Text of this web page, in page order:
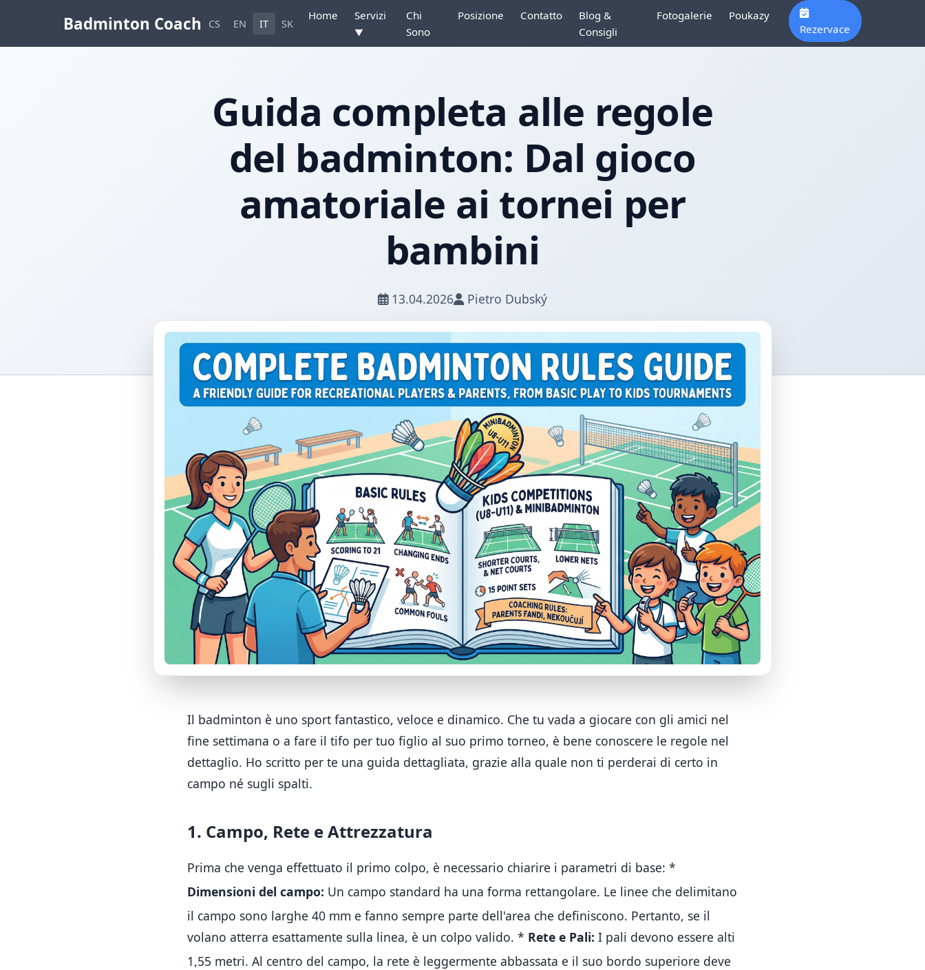
Badminton Coach CS EN IT SK
Home Servizi
▼
Chi
Sono
Posizione Contatto
Blog &
Consigli
Fotogalerie
Poukazy
Rezervace
Guida completa alle regole
del badminton: Dal gioco
amatoriale ai tornei per
bambini
13.04.2026 Pietro Dubský
Il badminton è uno sport fantastico, veloce e dinamico. Che tu vada a giocare con gli amici nel
fine settimana o a fare il tifo per tuo figlio al suo primo torneo, è bene conoscere le regole nel
dettaglio. Ho scritto per te una guida dettagliata, grazie alla quale non ti perderai di certo in
campo né sugli spalti.
1. Campo, Rete e Attrezzatura
Prima che venga effettuato il primo colpo, è necessario chiarire i parametri di base: *
Dimensioni del campo: Un campo standard ha una forma rettangolare. Le linee che delimitano
il campo sono larghe 40 mm e fanno sempre parte dell'area che definiscono. Pertanto, se il
volano atterra esattamente sulla linea, è un colpo valido. * Rete e Pali: I pali devono essere alti
1,55 metri. Al centro del campo, la rete è leggermente abbassata e il suo bordo superiore deve